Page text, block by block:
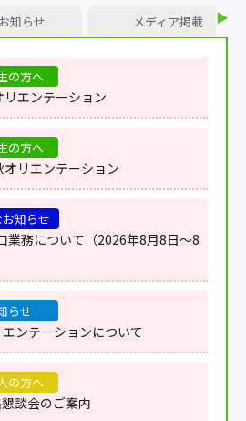
お知らせ メディア掲載
の方へ
エンテーション
の方へ
リエンテーション
知らせ
業務について（2026年8月8日～8
らせ
ンテーションについて
の方へ
談会のご案内